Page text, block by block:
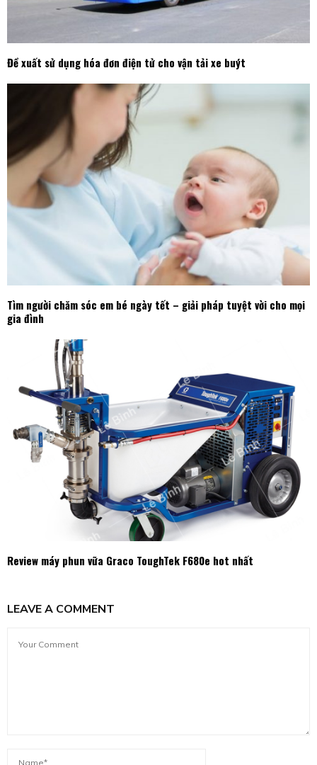
Đề xuất sử dụng hóa đơn điện tử cho vận tải xe buýt
Tìm người chăm sóc em bé ngày tết – giải pháp tuyệt vời cho mọi
gia đình
Review máy phun vữa Graco ToughTek F680e hot nhất
LEAVE A COMMENT